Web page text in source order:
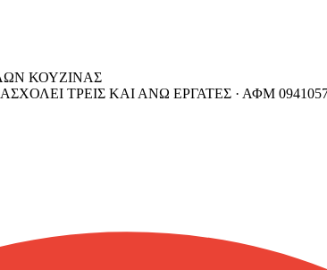
ΚΟΥΖΙΝΑΣ
ΤΡΕΙΣ ΚΑΙ ΑΝΩ ΕΡΓΑΤΕΣ · ΑΦΜ